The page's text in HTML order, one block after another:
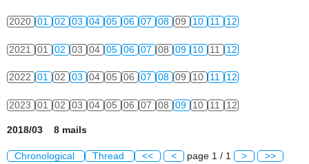
2020 01 02 03 04 05 06 07 08 09 10 11 12
2021 01 02 03 04 05 06 07 08 09 10 11 12
2022 01 02 03 04 05 06 07 08 09 10 11 12
2023 01 02 03 04 05 06 07 08 09 10 11 12
2018/03 8 mails
Chronological Thread << < page 1 / 1 > >>